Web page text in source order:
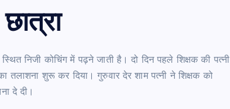
निजी कोचिंग में पढ़ने जाती है। दो दिन पहले शिक्षक की पत्नी
तलाशना शुरू कर दिया। गुरुवार देर शाम पत्नी ने शिक्षक को
दे दी।